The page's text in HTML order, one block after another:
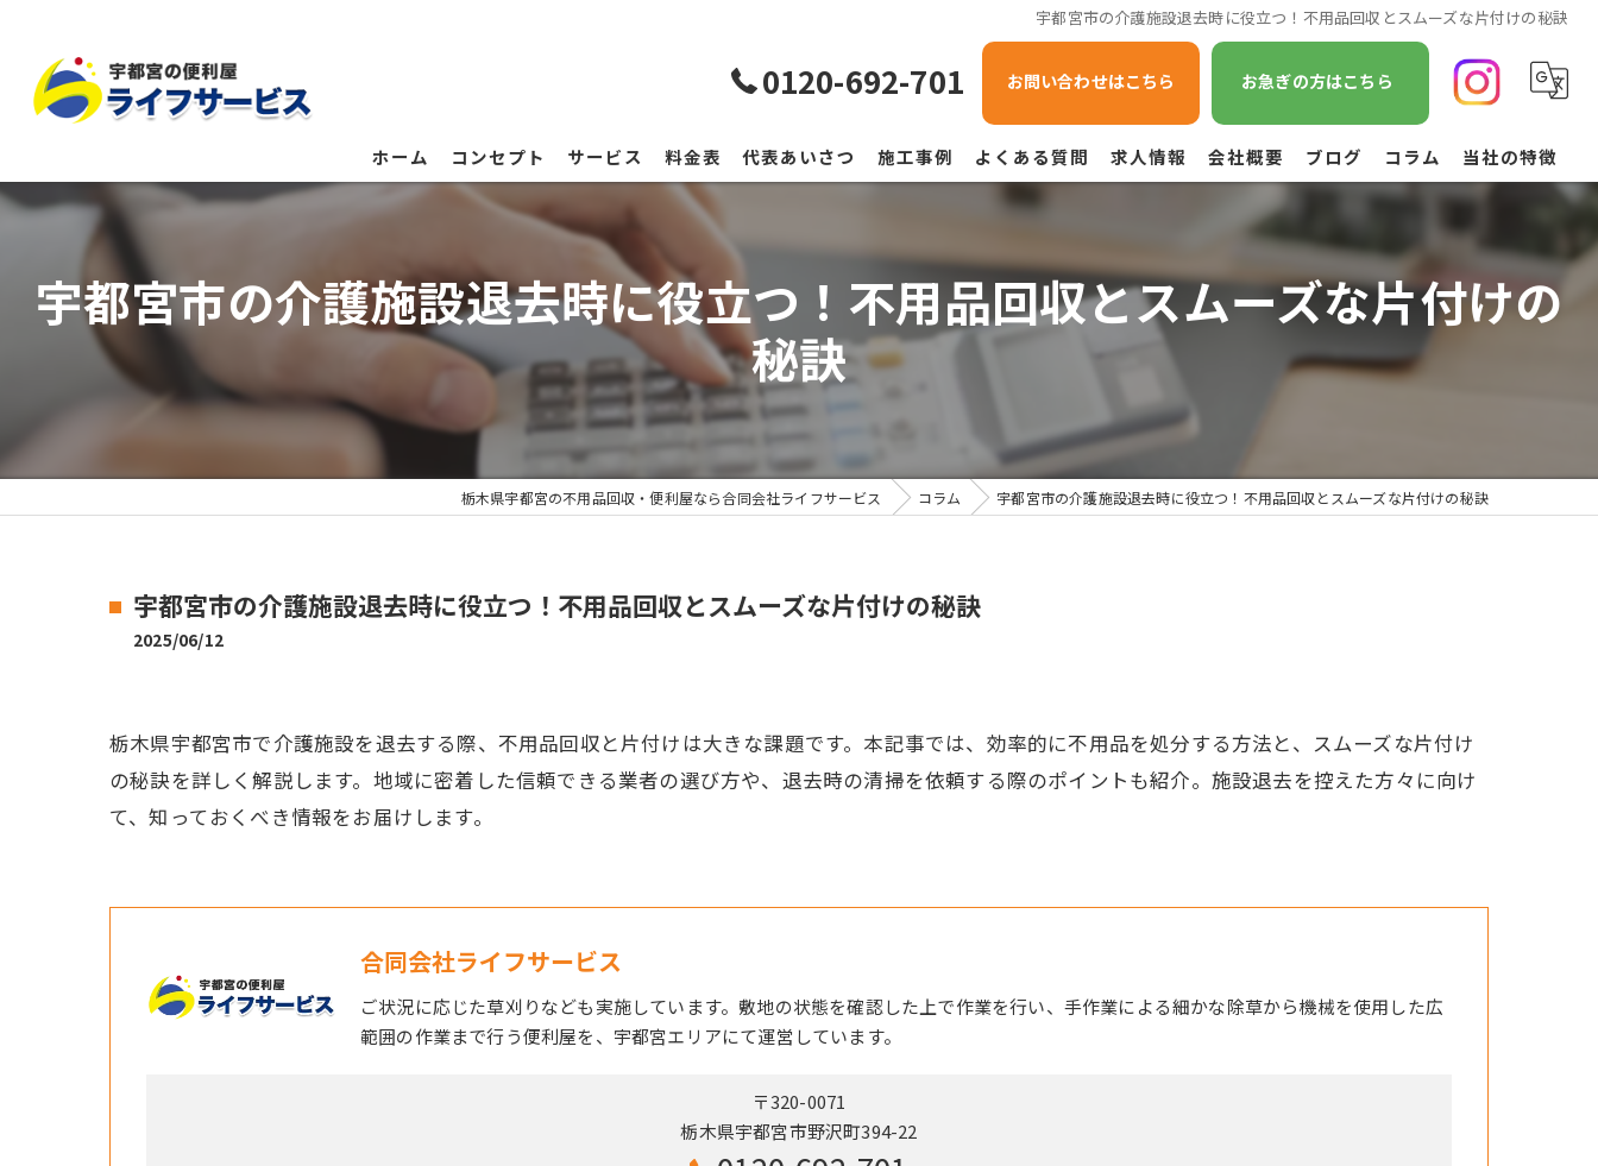
宇都宮市の介護施設退去時に役立つ！不用品回収とスムーズな片付けの秘訣
0120-692-701 お問い合わせはこちら お急ぎの方はこちら
ホーム コンセプト サービス 料金表 代表あいさつ 施工事例 よくある質問 求人情報 会社概要 ブログ コラム 当社の特徴
不用品回収
宇都宮市の介護施設退去時に役立つ！不用品回収とスムーズな片付けの
秘訣
栃木県宇都宮の不用品回収・便利屋なら合同会社ライフサービス コラム 宇都宮市の介護施設退去時に役立つ！不用品回収とスムーズな片付けの秘訣
宇都宮市の介護施設退去時に役立つ！不用品回収とスムーズな片付けの秘訣
2025/06/12
栃木県宇都宮市で介護施設を退去する際、不用品回収と片付けは大きな課題です。本記事では、効率的に不用品を処分する方法と、スムーズな片付け
の秘訣を詳しく解説します。地域に密着した信頼できる業者の選び方や、退去時の清掃を依頼する際のポイントも紹介。施設退去を控えた方々に向け
て、知っておくべき情報をお届けします。
合同会社ライフサービス
ご状況に応じた草刈りなども実施しています。敷地の状態を確認した上で作業を行い、手作業による細かな除草から機械を使用した広
範囲の作業まで行う便利屋を、宇都宮エリアにて運営しています。
〒320-0071
栃木県宇都宮市野沢町394-22